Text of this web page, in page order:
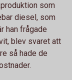
som
diesel, som
han frågade
blev svaret att
så hade de